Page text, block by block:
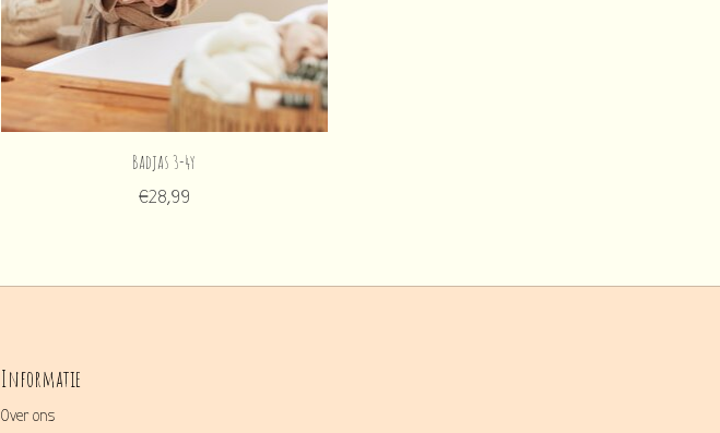
Badjas 3-4y
€28,99
Informatie
Over ons